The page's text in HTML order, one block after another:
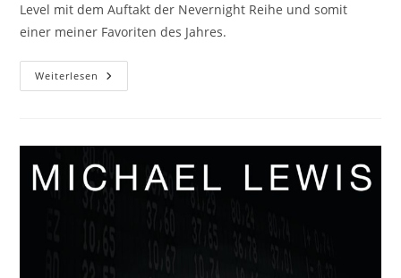
Level mit dem Auftakt der Nevernight Reihe und somit
einer meiner Favoriten des Jahres.
Weiterlesen